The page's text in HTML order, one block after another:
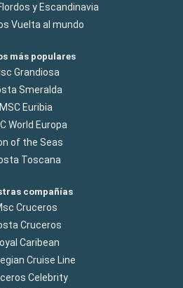
y Escandinavia
Vuelta al mundo
más populares
Grandiosa
Smeralda
MSC Euribia
World Europa
of the Seas
Toscana
compañías
Cruceros
Cruceros
Caribean
Cruise Line
Celebrity